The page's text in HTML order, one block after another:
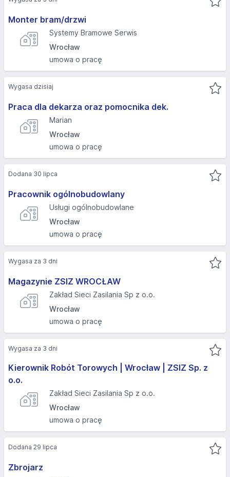
Monter bram/drzwi
Systemy Bramowe Serwis
Wrocław
umowa o pracę
Praca dla dekarza oraz pomocnika dek.
Marian
Wrocław
umowa o pracę
Wygasa dzisiaj
Pracownik ogólnobudowlany
Usługi ogólnobudowlane
Wrocław
umowa o pracę
Dodana 30 lipca
Magazynie ZSIZ WROCŁAW
Zakład Sieci Zasilania Sp z o.o.
Wrocław
umowa o pracę
Wygasa za 3 dni
Kierownik Robót Torowych | Wrocław | ZSIZ Sp. z
o.o.
Zakład Sieci Zasilania Sp z o.o.
Wrocław
umowa o pracę
Wygasa za 3 dni
Zbrojarz
Dodana 29 lipca